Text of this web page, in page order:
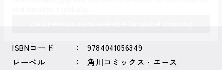
ISBNコード
9784041056349
レーベル
角川コミックス・エース